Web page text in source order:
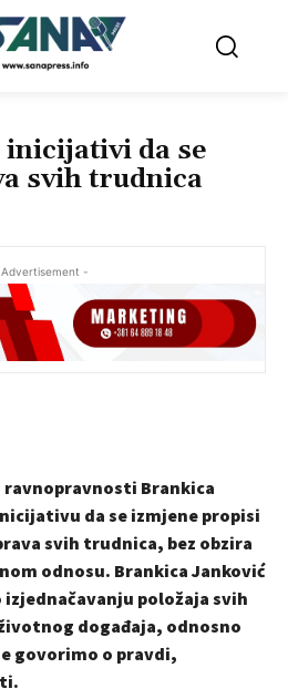
inicijativi da se
svih trudnica
-
Brankica
da se izmjene propisi
svih trudnica, bez obzira
odnosu. Brankica Janković
položaja svih
događaja, odnosno
govorimo o pravdi,